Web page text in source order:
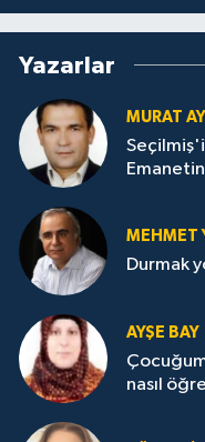
Yazarlar
MURAT
MEHMET
Durmak
AYŞE BAY
nasıl